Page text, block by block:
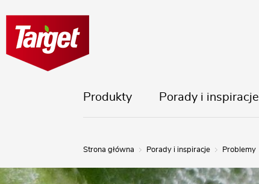
Produkty Porady i inspiracje
Strona główna Porady i inspiracje Problemy